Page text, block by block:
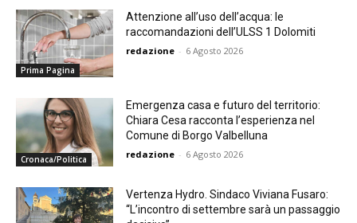
Prima Pagina
Attenzione all’uso dell’acqua: le
raccomandazioni dell’ULSS 1 Dolomiti
redazione - 6 Agosto 2026
Cronaca/Politica
Emergenza casa e futuro del territorio:
Chiara Cesa racconta l’esperienza nel
Comune di Borgo Valbelluna
redazione - 6 Agosto 2026
Vertenza Hydro. Sindaco Viviana Fusaro:
“L’incontro di settembre sarà un passaggio